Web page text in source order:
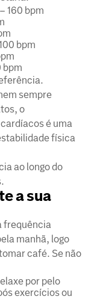
160 bpm
bpm
bpm
sempre
o
é uma
física
ao longo do
a sua
frequência
manhã, logo
café. Se não
por pelo
exercícios ou